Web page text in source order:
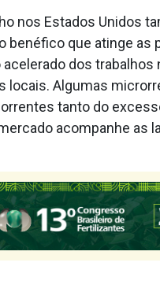
nos Estados Unidos
benéfico que atinge as
dos
locais. Algumas
tanto do
acompanhe as